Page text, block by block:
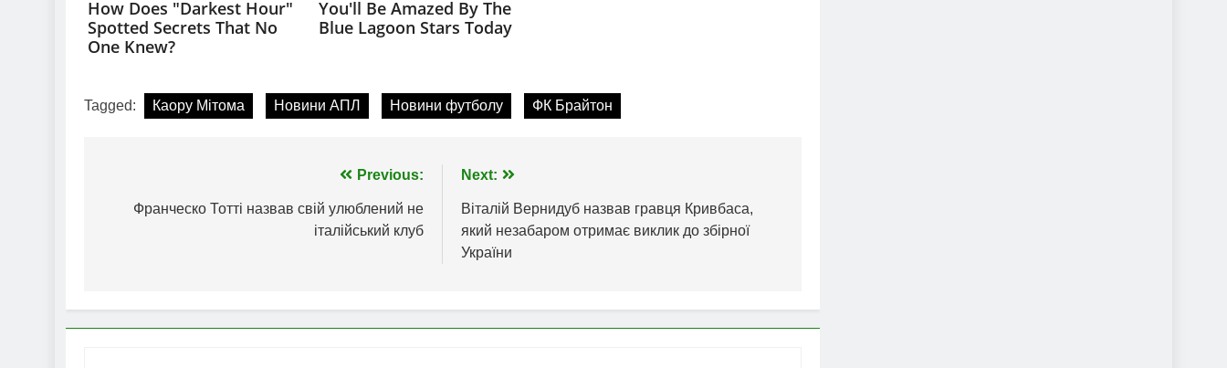
Tagged: Каору Мітома Новини АПЛ Новини футболу ФК Брайтон
записів
Previous:
Франческо Тотті назвав свій улюблений не
італійський клуб
Next:
Віталій Вернидуб назвав гравця Кривбаса,
який незабаром отримає виклик до збірної
України